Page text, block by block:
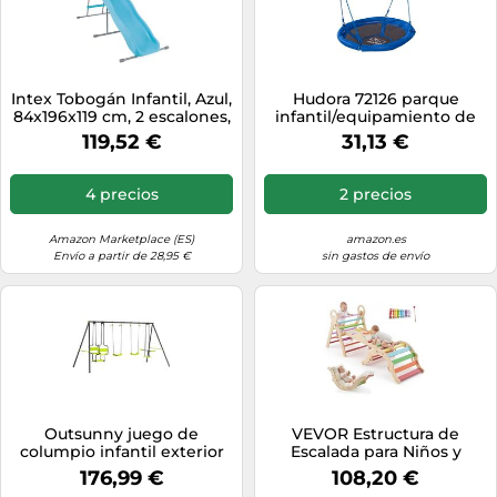
Intex Tobogán Infantil, Azul,
84x196x119 cm, 2 escalones,
Pata estabilizadora,
Estructura de Acero,
Superficie Lisa de PVC,
Toboganes para niños,
Juegos Exterior, Juguete
119,52 €
4 precios
Amazon Marketplace (ES)
Envío a partir de 28,95 €
Hudora 72126 parque
infantil/equipamiento de
zonas infantiles
31,13 €
2 precios
amazon.es
sin gastos de envío
Outsunny juego de
columpio infantil exterior
con 2 columpios asientos
abatibles balancín y marco
176,99 €
VEVOR Estructura de
Escalada para Niños y
Bebés, Gimnasio
Montessori Plegable, con
108,20 €